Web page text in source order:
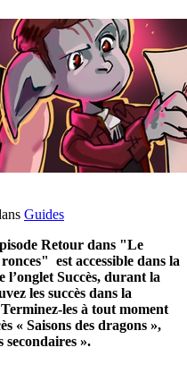
Guides
Retour dans "Le
est accessible dans la
l’onglet Succès, durant la
les succès dans la
les à tout moment
« Saisons des dragons »,
secondaires ».